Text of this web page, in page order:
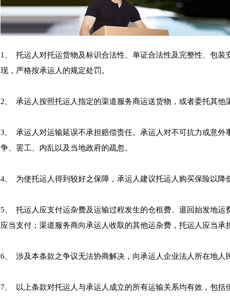
1、 托运人对托运货物及标识合法性、单证合法性及完整性、包
现，严格按承运人的规定处罚。
2、 承运人按照托运人指定的渠道服务商运送货物，或者委托其他
3、 承运人对运输延误不承担赔偿责任。承运人对不可抗力或意
争、罢工、内乱以及当地政府的疏忽。
4、 为使托运人得到较好之保障，承运人建议托运人购买保险以降
5、 托运人应支付运杂费及运输过程发生的仓租费、退回始发地
应当支付；渠道服务商向承运人收取的其他运杂费，托运人应当
6、 涉及本条款之争议无法协商解决，向承运人企业法人所在地人
7、 以上条款对托运人与承运人成立的所有运输关系均有效，包括